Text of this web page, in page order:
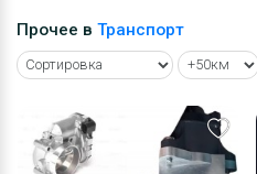
Прочее в Транспорт